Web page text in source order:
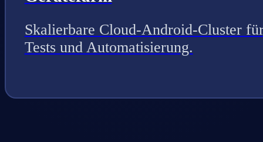
Skalierbare Cloud-Android-Cluster
Tests und Automatisierung.